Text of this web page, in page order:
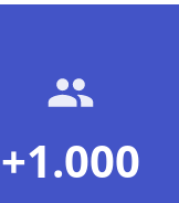
+1.000